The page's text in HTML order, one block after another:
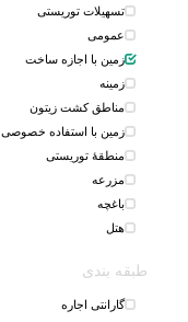
تسهیلات توریستی
عمومی
زمین با اجازه ساخت
زمینه
مناطق کشت زیتون
زمین با استفاده خصوصی
منطقهٔ توریستی
مزرعه
باغچه
هتل
طبقه بندی
گارانتی اجاره